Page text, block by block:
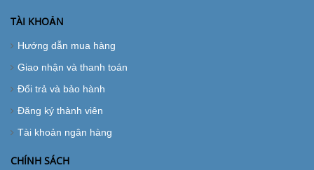
TÀI KHOẢN
Hướng dẫn mua hàng
Giao nhận và thanh toán
Đổi trả và bảo hành
Đăng ký thành viên
Tài khoản ngân hàng
CHÍNH SÁCH